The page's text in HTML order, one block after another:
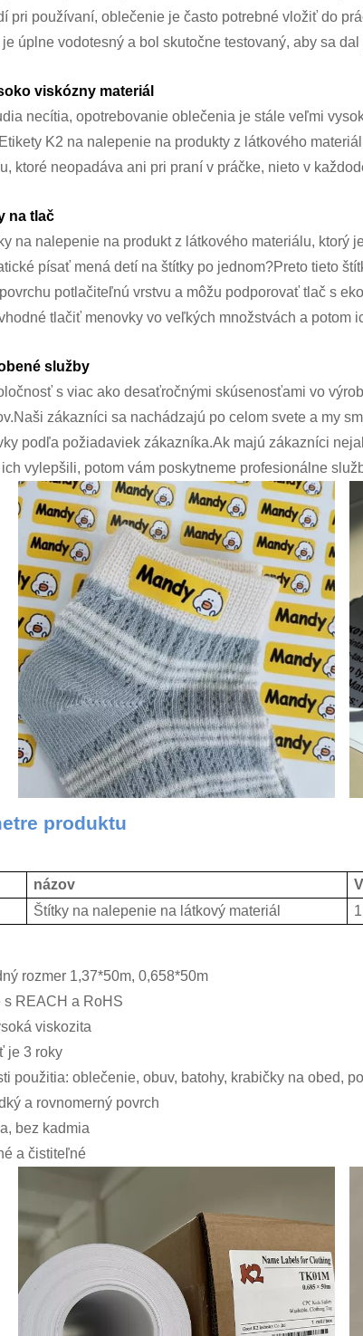
pri používaní, oblečenie je často potrebné vložiť do
úplne vodotesný a bol skutočne testovaný, aby sa
viskózny materiál
necítia, opotrebovanie oblečenia je stále veľmi
K2 na nalepenie na produkty z látkového
ktoré neopadáva ani pri praní v práčke, nieto v
na tlač
na nalepenie na produkt z látkového materiálu, ktorý
písať mená detí na štítky po jednom?Preto tieto
potlačiteľnú vrstvu a môžu podporovať tlač s
tlačiť menovky vo veľkých množstvách a potom
služby
s viac ako desaťročnými skúsenosťami vo
zákazníci sa nachádzajú po celom svete a my
podľa požiadaviek zákazníka.Ak majú zákazníci
vylepšili, potom vám poskytneme profesionálne
produktu
názov
Štítky na nalepenie na látkový materiál
rozmer 1,37*50m, 0,658*50m
s REACH a RoHS
viskozita
je 3 roky
použitia: oblečenie, obuv, batohy, krabičky na obed,
a rovnomerný povrch
bez kadmia
a čistiteľné